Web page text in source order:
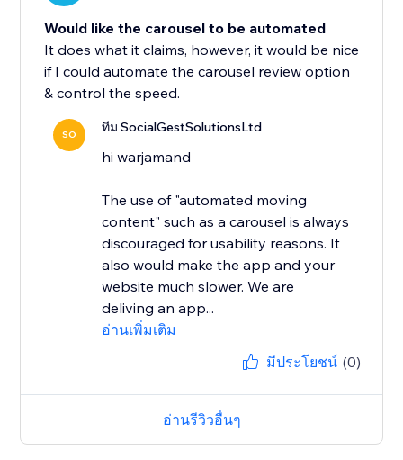
Would like the carousel to be automated
It does what it claims, however, it would be nice
if I could automate the carousel review option
& control the speed.
SO ทีม SocialGestSolutionsLtd
hi warjamand
The use of "automated moving
content" such as a carousel is always
discouraged for usability reasons. It
also would make the app and your
website much slower. We are
deliving an app...
อ่านเพิ่มเติม
มีประโยชน์ (0)
อ่านรีวิวอื่นๆ